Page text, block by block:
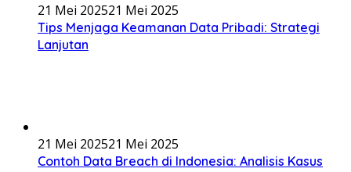
21 Mei 202521 Mei 2025
Tips Menjaga Keamanan Data Pribadi: Strategi
Lanjutan
21 Mei 202521 Mei 2025
Contoh Data Breach di Indonesia: Analisis Kasus